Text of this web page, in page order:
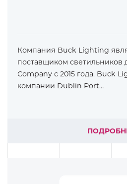
Компания Buck Lighting
поставщиком светильников
Company с 2015 года. Buck
компании Dublin Port…